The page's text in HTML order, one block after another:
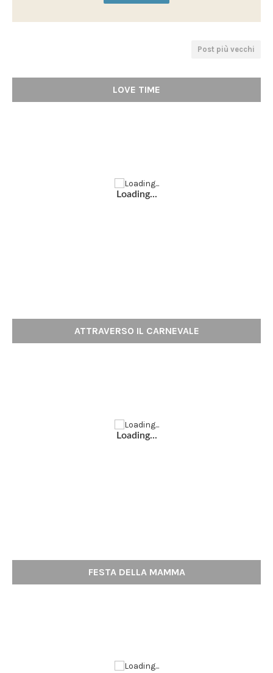
Post più vecchi
LOVE TIME
Loading...
ATTRAVERSO IL CARNEVALE
Loading...
FESTA DELLA MAMMA